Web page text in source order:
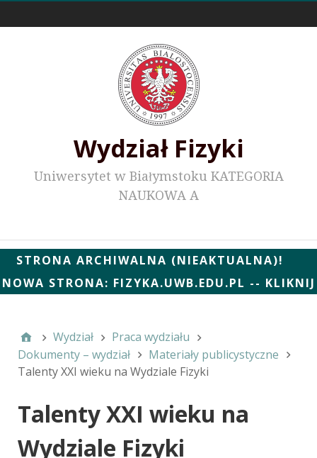
Wydział Fizyki
Uniwersytet w Białymstoku KATEGORIA
NAUKOWA A
STRONA ARCHIWALNA (NIEAKTUALNA)!
NOWA STRONA: FIZYKA.UWB.EDU.PL -- KLIKNIJ
Wydział
Praca wydziału
Dokumenty – wydział
Materiały publicystyczne
Talenty XXI wieku na Wydziale Fizyki
Talenty XXI wieku na
Wydziale Fizyki